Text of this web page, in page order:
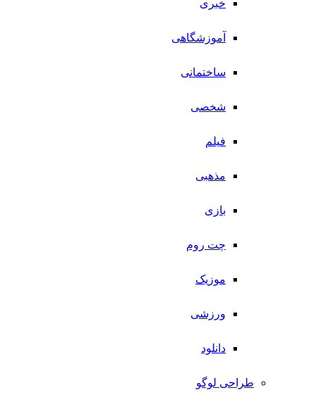
خبری
آموزشگاهی
ساختمانی
شخصی
فیلم
مذهبی
بازی
چت روم
موزیک
ورزشی
دانلود
طراحی لوگو